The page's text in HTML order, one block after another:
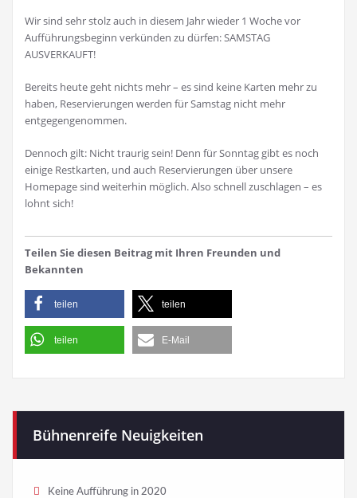
Wir sind sehr stolz auch in diesem Jahr wieder 1 Woche vor
Aufführungsbeginn verkünden zu dürfen: SAMSTAG
AUSVERKAUFT!
Bereits heute geht nichts mehr – es sind keine Karten mehr zu
haben, Reservierungen werden für Samstag nicht mehr
entgegengenommen.
Dennoch gilt: Nicht traurig sein! Denn für Sonntag gibt es noch
einige Restkarten, und auch Reservierungen über unsere
Homepage sind weiterhin möglich. Also schnell zuschlagen – es
lohnt sich!
Teilen Sie diesen Beitrag mit Ihren Freunden und
Bekannten
teilen teilen
teilen E-Mail
Bühnenreife Neuigkeiten
Keine Aufführung in 2020